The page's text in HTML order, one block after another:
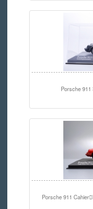
Porsche 911
Porsche 911